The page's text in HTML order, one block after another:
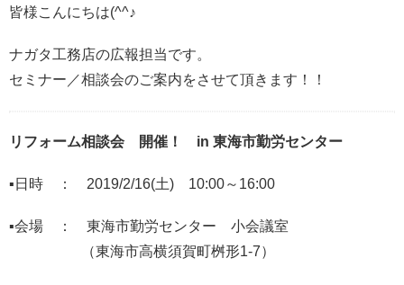
皆様こんにちは(^^♪
ナガタ工務店の広報担当です。
セミナー／相談会のご案内をさせて頂きます！！
リフォーム相談会 開催！ in 東海市勤労センター
▪日時 ： 2019/2/16(土) 10:00～16:00
▪会場 ： 東海市勤労センター 小会議室
（東海市高横須賀町桝形1-7）